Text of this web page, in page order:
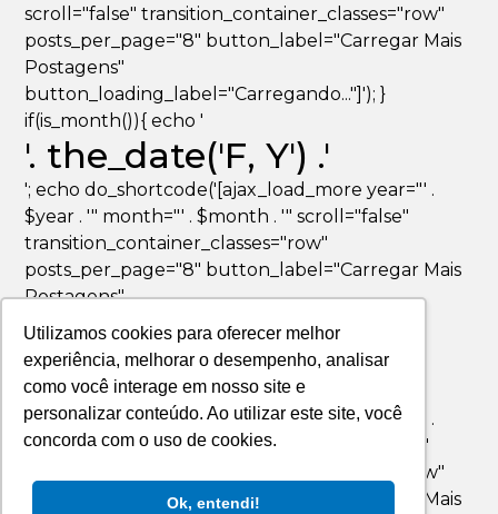
Utilizamos cookies para oferecer melhor
experiência, melhorar o desempenho, analisar
como você interage em nosso site e
personalizar conteúdo. Ao utilizar este site, você
concorda com o uso de cookies.
Ok, entendi!
scroll="false" transition_container_classes="row"
posts_per_page="8" button_label="Carregar Mais
Postagens"
button_loading_label="Carregando..."]'); }
if(is_month()){ echo '
'. the_date('F, Y') .'
'; echo do_shortcode('[ajax_load_more year="' .
$year . '" month="' . $month . '" scroll="false"
transition_container_classes="row"
posts_per_page="8" button_label="Carregar Mais
Postagens"
button_loading_label="Carregando..."]'); }
if(is_day()){ echo '
'. the_date('F jS, Y') .'
'; echo do_shortcode('[ajax_load_more year="' .
$year . '" month="' . $month . '" day="' . $day . '"
scroll="false" transition_container_classes="row"
posts_per_page="8" button_label="Carregar Mais